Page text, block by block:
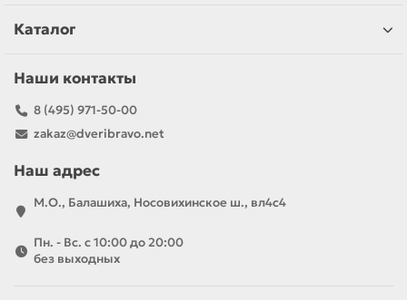
Каталог
Наши контакты
8 (495) 971-50-00
zakaz@dveribravo.net
Наш адрес
М.О., Балашиха, Носовихинское ш., вл4с4
Пн. - Вс. с 10:00 до 20:00
без выходных